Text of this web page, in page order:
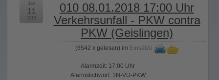
010 08.01.2018 17:00 Uhr
Verkehrsunfall - PKW contra
PKW (Geislingen)
(6542 x gelesen) im Einsätze
Jan
11
2018
Alarmzeit: 17:00 Uhr
Alarmstichwort: 1N-VU-PKW